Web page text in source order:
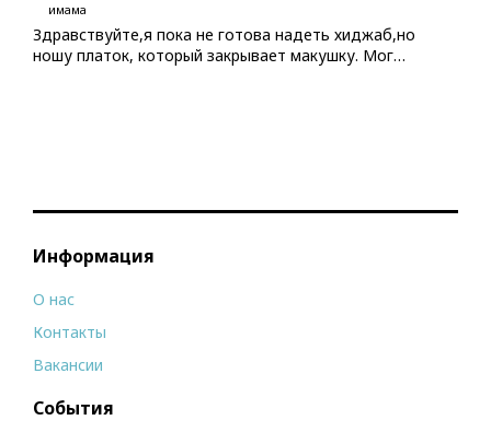
имама
Здравствуйте,я пока не готова надеть хиджаб,но
ношу платок, который закрывает макушку. Мог…
Информация
О нас
Контакты
Вакансии
События